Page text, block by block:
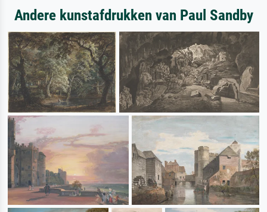
Andere kunstafdrukken van Paul Sandby